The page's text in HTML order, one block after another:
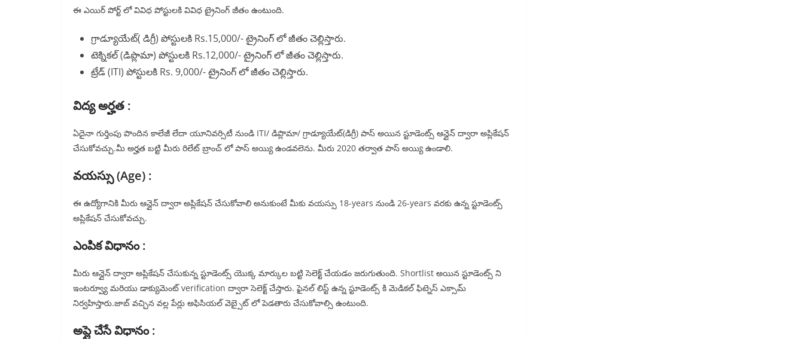
ఈ ఎయిర్ పోర్ట్ లో వివిధ పోస్టులకి వివిధ ట్రైనింగ్ జీతం ఉంటుంది.
గ్రాడ్యూయేట్( డిగ్రీ) పోస్టులకి Rs.15,000/- ట్రైనింగ్ లో జీతం చెల్లిస్తారు.
టెక్నికల్ (డిప్లొమా) పోస్టులకి Rs.12,000/- ట్రైనింగ్ లో జీతం చెల్లిస్తారు.
ట్రేడ్ (ITI) పోస్టులకి Rs. 9,000/- ట్రైనింగ్ లో జీతం చెల్లిస్తారు.
విద్య అర్హత :
ఏదైనా గుర్తింపు పొందిన కాలేజీ లేదా యూనివర్సిటీ నుండి ITI/ డిప్లొమా/ గ్రాడ్యూయేట్(డిగ్రీ) పాస్ అయిన స్టూడెంట్స్ ఆన్లైన్ ద్వారా అప్లికేషన్
చేసుకోవచ్చు.మీ అర్హత బట్టి మీరు రిలేట్ బ్రాంచ్ లో పాస్ అయ్యి ఉండవలెను. మీరు 2020 తర్వాత పాస్ అయ్యి ఉండాలి.
వయస్సు (Age) :
ఈ ఉద్యోగానికి మీరు ఆన్లైన్ ద్వారా అప్లికేషన్ చేసుకోవాలి అనుకుంటే మీకు వయస్సు 18-years నుండి 26-years వరకు ఉన్న స్టూడెంట్స్
అప్లికేషన్ చేసుకోవచ్చు.
ఎంపిక విధానం :
మీరు ఆన్లైన్ ద్వారా అప్లికేషన్ చేసుకున్న స్టూడెంట్స్ యొక్క మార్కుల బట్టి సెలెక్ట్ చేయడం జరుగుతుంది. Shortlist అయిన స్టూడెంట్స్ ని
ఇంటర్వ్యూ మరియు డాక్యుమెంట్ verification ద్వారా సెలెక్ట్ చేస్తారు. ఫైనల్ లిస్ట్ ఉన్న స్టూడెంట్స్ కి మెడికల్ ఫిట్నెస్ ఎక్సామ్
నిర్వహిస్తారు.జాబ్ వచ్చిన వల్ల పేర్లు అఫిసియల్ వెబ్సైట్ లో పెడతారు చేసుకోవాల్సి ఉంటుంది.
అప్లై చేసే విధానం :